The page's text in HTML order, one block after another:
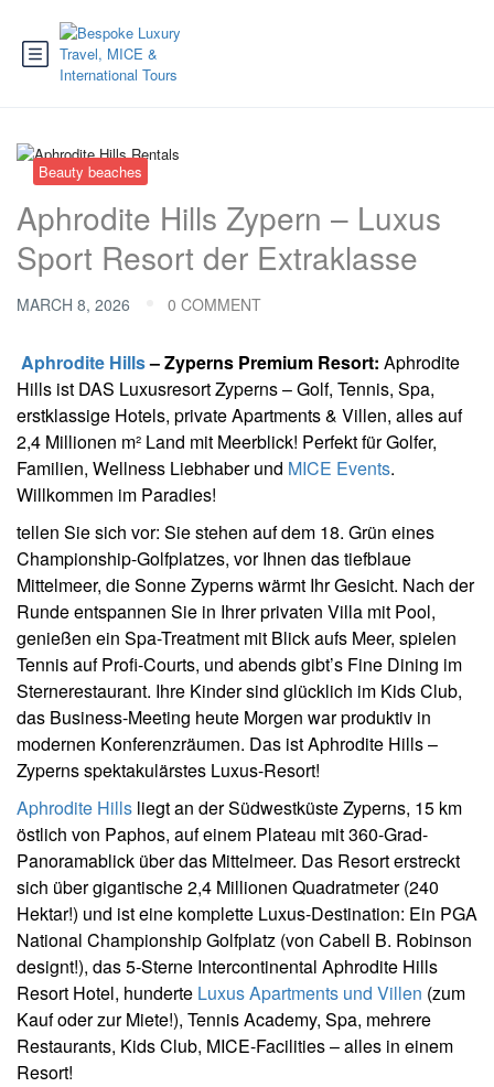
Beauty beaches
Aphrodite Hills Zypern – Luxus
Sport Resort der Extraklasse
MARCH 8, 2026 0 COMMENT
Aphrodite Hills– Zyperns Premium Resort: Aphrodite
Hills ist DAS Luxusresort Zyperns – Golf, Tennis, Spa,
erstklassige Hotels, private Apartments & Villen, alles auf
2,4 Millionen m² Land mit Meerblick! Perfekt für Golfer,
Familien, Wellness Liebhaber und MICE Events.
Willkommen im Paradies!
tellen Sie sich vor: Sie stehen auf dem 18. Grün eines
Championship-Golfplatzes, vor Ihnen das tiefblaue
Mittelmeer, die Sonne Zyperns wärmt Ihr Gesicht. Nach der
Runde entspannen Sie in Ihrer privaten Villa mit Pool,
genießen ein Spa-Treatment mit Blick aufs Meer, spielen
Tennis auf Profi-Courts, und abends gibt’s Fine Dining im
Sternerestaurant. Ihre Kinder sind glücklich im Kids Club,
das Business-Meeting heute Morgen war produktiv in
modernen Konferenzräumen. Das ist Aphrodite Hills –
Zyperns spektakulärstes Luxus-Resort!
Aphrodite Hills liegt an der Südwestküste Zyperns, 15 km
östlich von Paphos, auf einem Plateau mit 360-Grad-
Panoramablick über das Mittelmeer. Das Resort erstreckt
sich über gigantische 2,4 Millionen Quadratmeter (240
Hektar!) und ist eine komplette Luxus-Destination: Ein PGA
National Championship Golfplatz (von Cabell B. Robinson
designt!), das 5-Sterne Intercontinental Aphrodite Hills
Resort Hotel, hunderte Luxus Apartments und Villen (zum
Kauf oder zur Miete!), Tennis Academy, Spa, mehrere
Restaurants, Kids Club, MICE-Facilities – alles in einem
Resort!